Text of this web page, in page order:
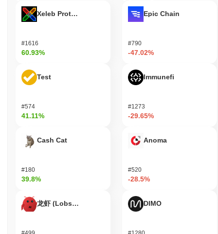
Xeleb Protocol
#1616
60.93%
Test
#574
41.11%
Cash Cat
#180
39.8%
龙虾 (Lobster)
Epic Chain
#790
-47.02%
Immunefi
#1273
-29.65%
Anoma
#520
-28.5%
DIMO